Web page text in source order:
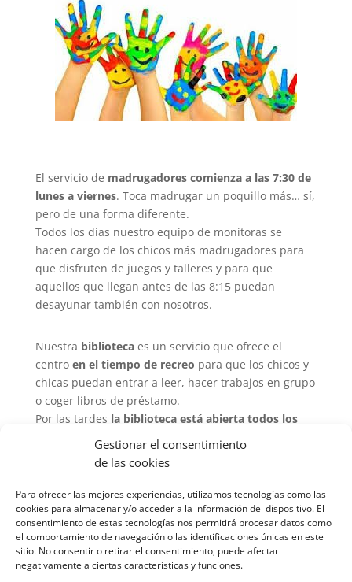
Gestionar el consentimiento
de las cookies
Para ofrecer las mejores experiencias, utilizamos tecnologías como las
cookies para almacenar y/o acceder a la información del dispositivo. El
consentimiento de estas tecnologías nos permitirá procesar datos como
el comportamiento de navegación o las identificaciones únicas en este
sitio. No consentir o retirar el consentimiento, puede afectar
negativamente a ciertas características y funciones.
El servicio de madrugadores comienza a las 7:30 de
lunes a viernes. Toca madrugar un poquillo más… sí,
pero de una forma diferente.
Todos los días nuestro equipo de monitoras se
hacen cargo de los chicos más madrugadores para
que disfruten de juegos y talleres y para que
aquellos que llegan antes de las 8:15 puedan
desayunar también con nosotros.
Nuestra bibliotecaes un servicio que ofrece el
centro en el tiempo de recreo para que los chicos y
chicas puedan entrar a leer, hacer trabajos en grupo
o coger libros de préstamo.
Por las tardes la biblioteca está abierta todos los
días de 16:30 a 17:30
para que los alumnos puedan
hacer sus tareas, esperar a las actividades
grupo, navegar por internet…
Sí…colonias de navidad, de semana santa, en
puentes, en vacaciones… Si a los mayores les toca
trabajar los chavales disfrutan del cole de forma